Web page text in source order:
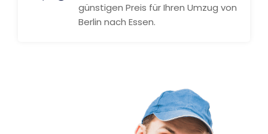
günstigen Preis für Ihren Umzug von
Berlin nach Essen.